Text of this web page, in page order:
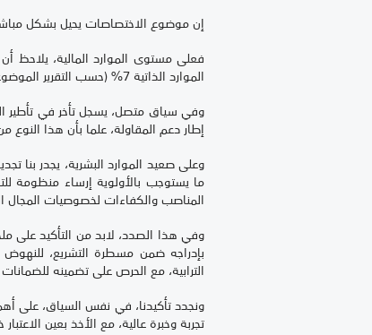
إن موضوع الاختصاصات يحيل بشكل مباشر
الموارد الذاتية 7% (حسب التقرير الموضوعاتي الصادر عن المجلس الأعلى للحسابات خلال شهر أكتوبر من السنة المنصرمة).
إطار دعم المقاولة، علما بأن هذا النوع
وعلى صعيد الموارد البشرية، يجدر بنا
ما يستوجب بالأولوية إرساء منظومة
المناصب والكفاءات لخصوصيات المجال
وفي هذا الصدد، لابد من التأكيد على
بإدراجه ضمن مسطرة التشريع، للنهوض
الترابية، مع الحرص على تضمينه
ونجدد تأكيدنا، في نفس السياق، على
تجربة وخبرة عالية، مع الأخذ بعين